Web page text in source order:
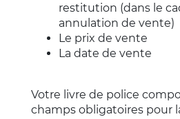
restitution (dans le
annulation de vente)
Le prix de vente
La date de vente
Votre livre de police
champs obligatoires pour